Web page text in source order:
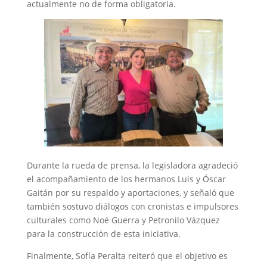
actualmente no de forma obligatoria.
Durante la rueda de prensa, la legisladora agradeció
el acompañamiento de los hermanos Luis y Óscar
Gaitán por su respaldo y aportaciones, y señaló que
también sostuvo diálogos con cronistas e impulsores
culturales como Noé Guerra y Petronilo Vázquez
para la construcción de esta iniciativa.
Finalmente, Sofía Peralta reiteró que el objetivo es